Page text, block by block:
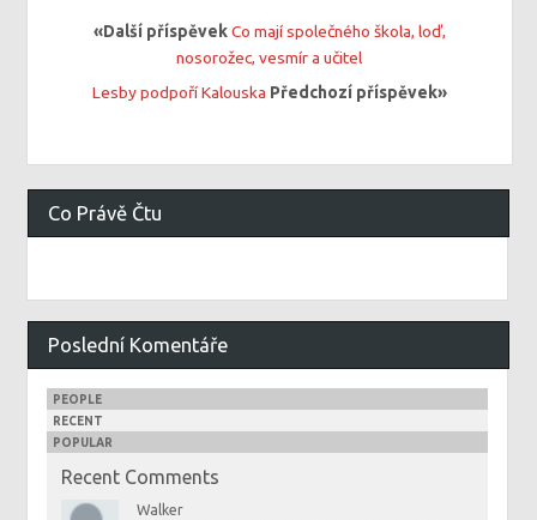
«Další příspěvekCo mají společného škola, loď,
nosorožec, vesmír a učitel
Lesby podpoří Kalouska Předchozí příspěvek»
Co Právě Čtu
Poslední Komentáře
PEOPLE
RECENT
POPULAR
Recent Comments
Walker